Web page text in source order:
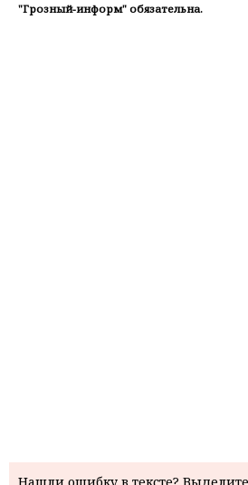
"Грозный-информ" обязательна.
Нашли ошибку в тексте?